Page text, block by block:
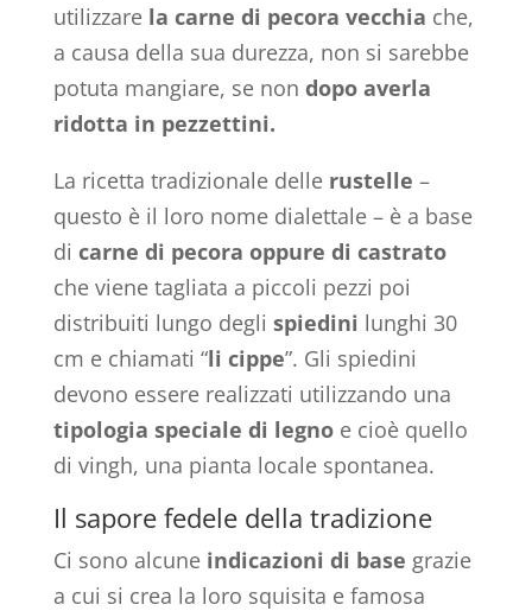
utilizzare la carne di pecora vecchia che,
a causa della sua durezza, non si sarebbe
potuta mangiare, se non dopo averla
ridotta in pezzettini.
La ricetta tradizionale delle rustelle –
questo è il loro nome dialettale – è a base
di carne di pecora oppure di castrato
che viene tagliata a piccoli pezzi poi
distribuiti lungo degli spiedini lunghi 30
cm e chiamati “li cippe”. Gli spiedini
devono essere realizzati utilizzando una
tipologia speciale di legnoe cioè quello
di vingh, una pianta locale spontanea.
Il sapore fedele della tradizione
Ci sono alcune indicazioni di base grazie
a cui si crea la loro squisita e famosa